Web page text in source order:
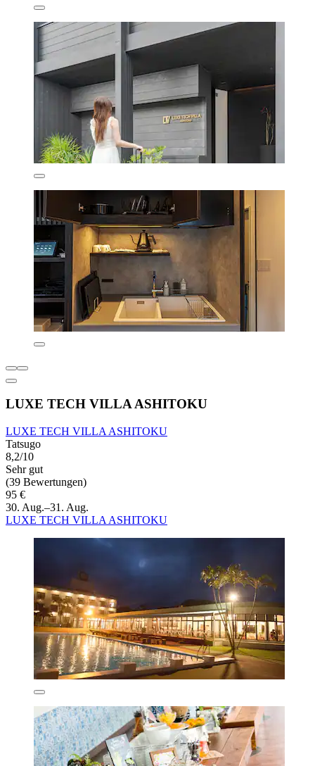
LUXE TECH VILLA ASHITOKU
LUXE TECH VILLA ASHITOKU
Tatsugo
8,2/10
Sehr gut
(39 Bewertungen)
95 €
30. Aug.–31. Aug.
LUXE TECH VILLA ASHITOKU